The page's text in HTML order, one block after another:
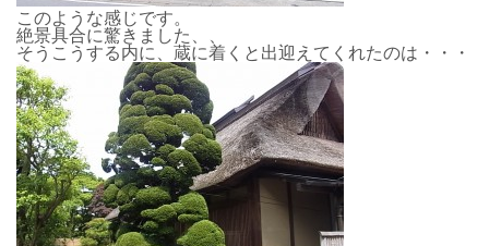
このような感じです。
絶景具合に驚きました、、
そうこうする内に、蔵に着くと出迎えてくれたのは・・・